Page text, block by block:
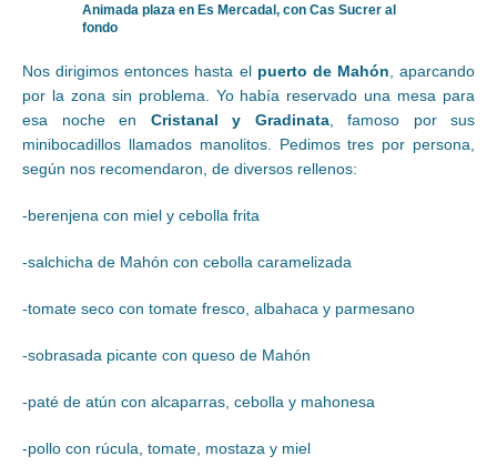
Animada plaza en Es Mercadal, con Cas Sucrer al
fondo
Nos dirigimos entonces hasta el puerto de Mahón , aparcando
por la zona sin problema. Yo había reservado una mesa para
esa noche en Cristanal y Gradinata, famoso por sus
minibocadillos llamados manolitos. Pedimos tres por persona,
según nos recomendaron, de diversos rellenos:
-berenjena con miel y cebolla frita
-salchicha de Mahón con cebolla caramelizada
-tomate seco con tomate fresco, albahaca y parmesano
-sobrasada picante con queso de Mahón
-paté de atún con alcaparras, cebolla y mahonesa
-pollo con rúcula, tomate, mostaza y miel